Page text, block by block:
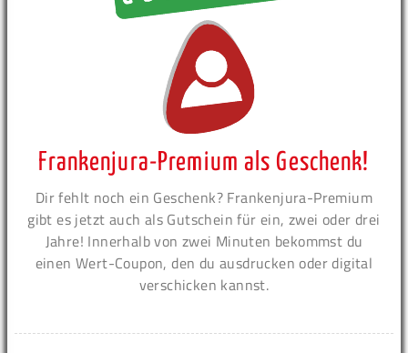
Frankenjura-Premium als Geschenk!
Dir fehlt noch ein Geschenk? Frankenjura-Premium
gibt es jetzt auch als Gutschein für ein, zwei oder drei
Jahre! Innerhalb von zwei Minuten bekommst du
einen Wert-Coupon, den du ausdrucken oder digital
verschicken kannst.